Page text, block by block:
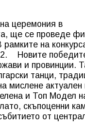
церемония в
ще се проведе
рамките на
Новите
и провинции.
танци,
мислене актуален
и Топ Модел
скъпоценни
от